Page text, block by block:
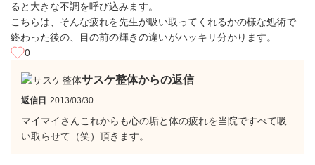
ると大きな不調を呼び込みます。
こちらは、そんな疲れを先生が吸い取ってくれるかの様な処術で
終わった後の、目の前の輝きの違いがハッキリ分かります。
0
サスケ整体からの返信
返信日 2013/03/30
マイマイさんこれからも心の垢と体の疲れを当院ですべて吸
い取らせて（笑）頂きます。